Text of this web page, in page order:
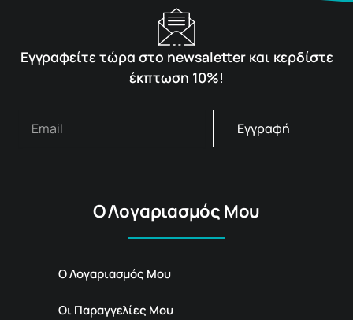
Εγγραφείτε τώρα στο newsaletter και κερδίστε
έκπτωση 10%!
Εγγραφή
Ο Λογαριασμός Μου
Ο Λογαριασμός Μου
Οι Παραγγελίες Μου